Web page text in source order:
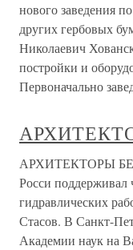
нового заведения
других гербовых
Николаевич
постройки и
Первоначально
АРХИТЕКТОРЫ
Росси поддерживал
гидравлических
Стасов. В Санкт-
Академии наук на